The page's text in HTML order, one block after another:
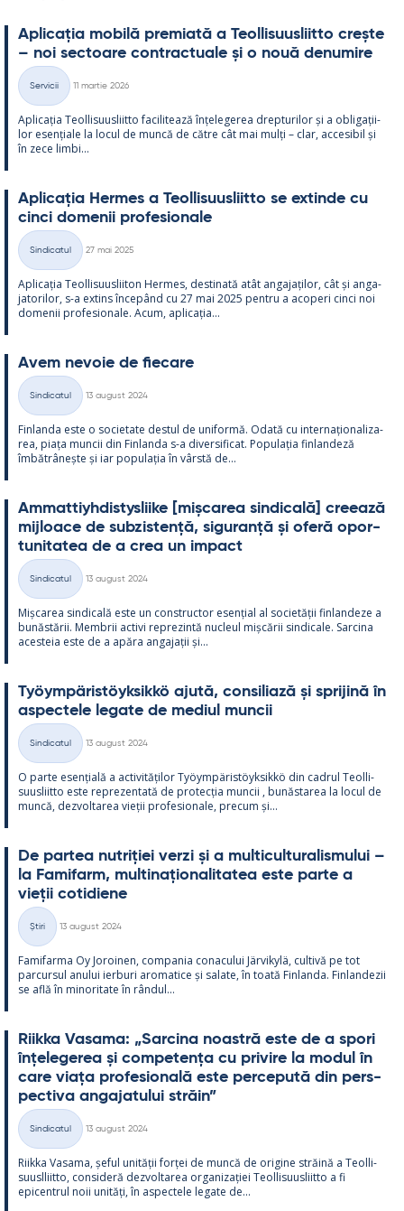
Aplicația mo­bilă pre­miată a Teol­li­suus­liitto crește
– noi sec­toare cont­rac­tuale și o nouă de­nu­mire
Categorii
Servicii
11 martie 2026
Aplicația Teol­li­suus­liitto faci­li­tează înțe­le­ge­rea drep­tu­ri­lor și a obli­gații­
lor esențiale la locul de muncă de către cât mai mulți – clar, acce­si­bil și
în zece limbi...
Aplicația Her­mes a Teol­li­suus­liitto se ex­tinde cu
cinci do­me­nii pro­fe­sio­nale
Categorii
Sindicatul
27 mai 2025
Aplicația Teol­li­suus­lii­ton Her­mes, des­ti­nată atât an­ga­jați­lor, cât și an­ga­
ja­to­ri­lor, s-a ex­tins începând cu 27 mai 2025 pentru a aco­peri cinci noi
do­me­nii pro­fe­sio­nale. Acum, aplicația...
Avem ne­voie de fiecare
Categorii
Sindicatul
13 august 2024
Fin­landa este o socie­tate des­tul de uni­formă. Odată cu in­ter­națio­na­liza­
rea, piața muncii din Fin­landa s-a di­ver­si­ficat. Po­pu­lația fin­lan­deză
îmbătrâ­nește și iar po­pu­lația în vârstă de...
Am­mat­tiyh­dis­tys­liike [mișca­rea sin­dicală] cree­ază
mij­loace de subzis­tență, si­gu­ranță și oferă opor­
tu­ni­ta­tea de a crea un im­pact
Categorii
Sindicatul
13 august 2024
Mișca­rea sin­dicală este un con­struc­tor esențial al societății fin­lan­deze a
bunăstă­rii. Mem­brii ac­tivi reprezintă nucleul mișcă­rii sin­dicale. Sarcina
aces­teia este de a apăra an­ga­jații și...
Työym­pä­ris­töyk­sikkö ajută, con­si­liază și spri­jină în
as­pec­tele le­gate de me­diul muncii
Categorii
Sindicatul
13 august 2024
O parte esențială a ac­ti­vități­lor Työym­pä­ris­töyk­sikkö din cadrul Teol­li­
suus­liitto este reprezen­tată de pro­tecția muncii , bunăs­ta­rea la locul de
muncă, dez­vol­ta­rea vieții pro­fe­sio­nale, precum și...
De par­tea nut­riției verzi și a mul­ticul­tu­ra­lis­mu­lui –
la Fa­mi­farm, mul­ti­națio­na­li­ta­tea este parte a
vieții co­ti­diene
Categorii
Știri
13 august 2024
Fa­mi­farma Oy Jo­roi­nen, com­pa­nia co­nacu­lui Jär­vi­kylä, cul­tivă pe tot
parcur­sul anu­lui ier­buri aro­ma­tice și sa­late, în toată Fin­landa. Fin­lan­dezii
se află în mi­no­ri­tate în rân­dul...
Riikka Va­sama: „Sarcina noa­stră este de a spori
înțe­le­ge­rea și com­pe­tența cu pri­vire la mo­dul în
care viața pro­fe­sio­nală este perce­pută din pers­
pec­tiva an­ga­ja­tu­lui străin”
Categorii
Sindicatul
13 august 2024
Riikka Va­sama, șe­ful unității forței de muncă de ori­gine străină a Teol­li­
suusl­liitto, con­si­deră dez­vol­ta­rea or­ga­nizației Teol­li­suus­liitto a fi
epicent­rul noii unități, în as­pec­tele le­gate de...